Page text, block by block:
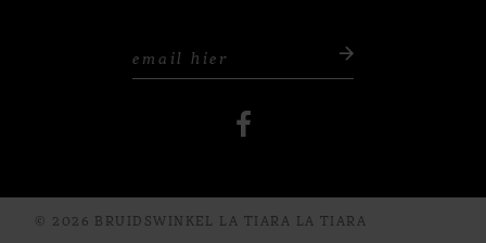
© 2026 BRUIDSWINKEL LA TIARA LA TIARA